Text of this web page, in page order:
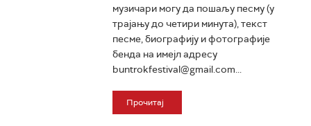
музичари могу да пошаљу песму (у
трајању до четири минута), текст
песме, биографију и фотографије
бенда на имејл адресу
buntrokfestival@gmail.com...
Прочитај